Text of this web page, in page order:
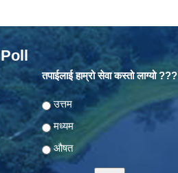
Poll
तपाईलाई हाम्रो सेवा कस्तो लाग्यो ???
Choices
उत्तम
मध्यम
औषत